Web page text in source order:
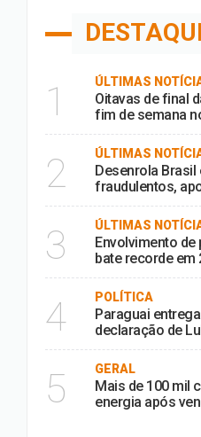
1 ÚLTIMAS
Oitavas de final
fim de semana
2 ÚLTIMAS
Desenrola
fraudulentos,
3 ÚLTIMAS
Envolvimento
bate recorde em
4 POLÍTICA
Paraguai
declaração de
5 GERAL
Mais de 100 mil
energia após